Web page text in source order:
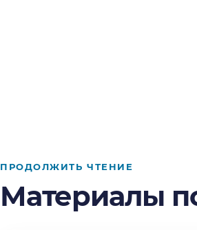
ПРОДОЛЖИТЬ ЧТЕНИЕ
Материалы